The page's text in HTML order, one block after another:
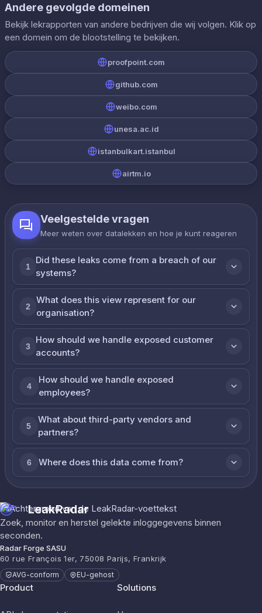
Andere gevolgde domeinen
Bekijk lekrapporten van andere bedrijven die wij volgen. Klik op
een domein om de blootstelling te bekijken.
proofpoint.com
github.com
weibo.com
unesa.ac.id
istanbulkart.istanbul
airtm.io
Veelgestelde vragen
Meer weten over datalekken en hoe je kunt reageren
1
Did these leaks come from a breach of our
systems?
2
What does this view represent for our
organisation?
3
How should we handle exposed customer
accounts?
4
How should we handle exposed
employees?
5
What about third-party vendors and
partners?
6 Where does this data come from?
LeakRadar
Zoek, monitor en herstel gelekte inloggegevens binnen
seconden.
Radar Forge SASU
60 rue François 1er, 75008 Parijs, Frankrijk
AVG-conform EU-gehost
Product Solutions